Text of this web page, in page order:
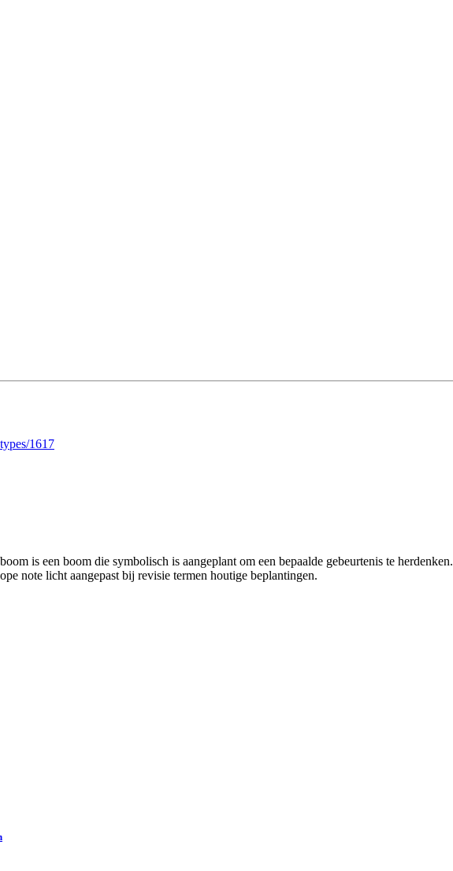
1617
is een boom die symbolisch is aangeplant om een bepaalde gebeurtenis te herdenken.
note licht aangepast bij revisie termen houtige beplantingen.